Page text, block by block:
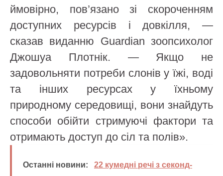
ймовірно, пов’язано зі скороченням
доступних ресурсів і довкілля, —
сказав виданню Guardian зоопсихолог
Джошуа Плотнік. — Якщо не
задовольняти потреби слонів у їжі, воді
та інших ресурсах у їхньому
природному середовищі, вони знайдуть
способи обійти стримуючі фактори та
отримають доступ до сіл та полів».
Останні новини: 22 кумедні речі з секонд-